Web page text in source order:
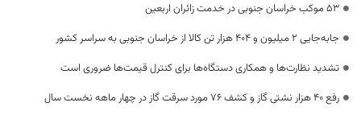
53 موکب خراسان جنوبی در خدمت زائران اربعین
جابه‌جایی 2 میلیون و 404 هزار تن کالا از خراسان جنوبی به سراسر کشور
تشدید نظارت‌ها و همکاری دستگاه‌ها برای کنترل قیمت‌ها ضروری است
رفع 40 هزار نشتی گاز و کشف 76 مورد سرقت گاز در چهار ماهه نخست سال